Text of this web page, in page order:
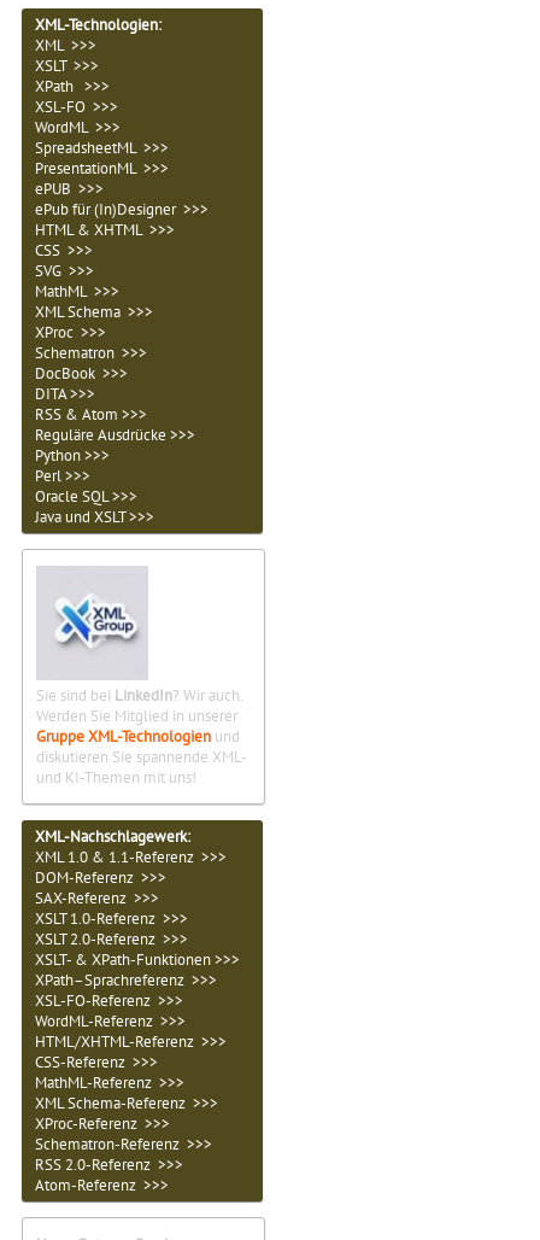
XML-Technologien:
XML >>>
XSLT >>>
XPath >>>
XSL-FO >>>
WordML >>>
SpreadsheetML >>>
PresentationML >>>
ePUB >>>
ePub für (In)Designer >>>
HTML & XHTML >>>
CSS >>>
SVG >>>
MathML >>>
XML Schema >>>
XProc >>>
Schematron >>>
DocBook >>>
DITA >>>
RSS & Atom >>>
Reguläre Ausdrücke >>>
Python >>>
Perl >>>
Oracle SQL >>>
Java und XSLT >>>
Sie sind bei LinkedIn? Wir auch.
Werden Sie Mitglied in unserer
Gruppe XML-Technologien und
diskutieren Sie spannende XML-
und KI-Themen mit uns!
XML-Nachschlagewerk:
XML 1.0 & 1.1-Referenz >>>
DOM-Referenz >>>
SAX-Referenz >>>
XSLT 1.0-Referenz >>>
XSLT 2.0-Referenz >>>
XSLT- & XPath-Funktionen >>>
XPath–Sprachreferenz >>>
XSL-FO-Referenz >>>
WordML-Referenz >>>
HTML/XHTML-Referenz >>>
CSS-Referenz >>>
MathML-Referenz >>>
XML Schema-Referenz >>>
XProc-Referenz >>>
Schematron-Referenz >>>
RSS 2.0-Referenz >>>
Atom-Referenz >>>